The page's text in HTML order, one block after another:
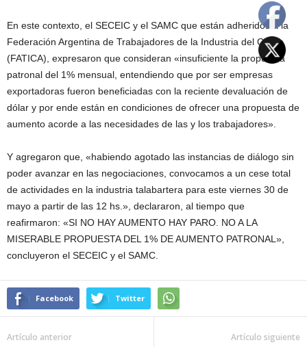
En este contexto, el SECEIC y el SAMC que están adheridos a la
Federación Argentina de Trabajadores de la Industria del Cuero
(FATICA), expresaron que consideran «insuficiente la propuesta
patronal del 1% mensual, entendiendo que por ser empresas
exportadoras fueron beneficiadas con la reciente devaluación de
dólar y por ende están en condiciones de ofrecer una propuesta de
aumento acorde a las necesidades de las y los trabajadores».
Y agregaron que, «habiendo agotado las instancias de diálogo sin
poder avanzar en las negociaciones, convocamos a un cese total
de actividades en la industria talabartera para este viernes 30 de
mayo a partir de las 12 hs.», declararon, al tiempo que
reafirmaron: «SI NO HAY AUMENTO HAY PARO. NO A LA
MISERABLE PROPUESTA DEL 1% DE AUMENTO PATRONAL»,
concluyeron el SECEIC y el SAMC.
Facebook Twitter
Artículo anterior Artículo siguiente